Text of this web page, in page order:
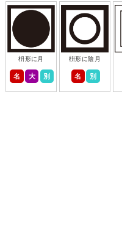
枡形に月
名 大 別
枡形に陰月
名 別